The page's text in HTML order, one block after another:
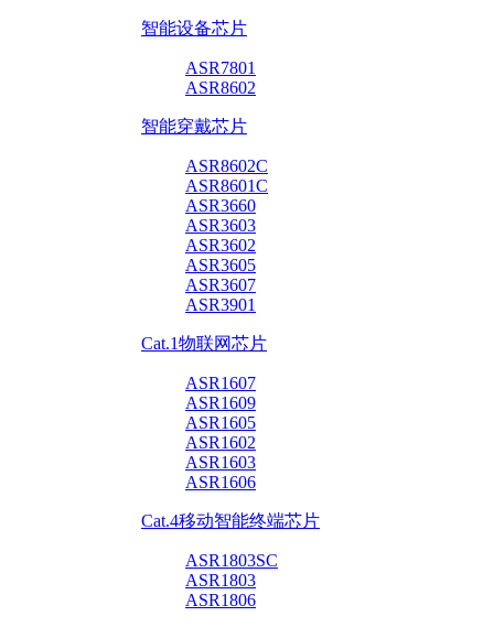
智能设备芯片
ASR7801
ASR8602
智能穿戴芯片
ASR8602C
ASR8601C
ASR3660
ASR3603
ASR3602
ASR3605
ASR3607
ASR3901
Cat.1物联网芯片
ASR1607
ASR1609
ASR1605
ASR1602
ASR1603
ASR1606
Cat.4移动智能终端芯片
ASR1803SC
ASR1803
ASR1806